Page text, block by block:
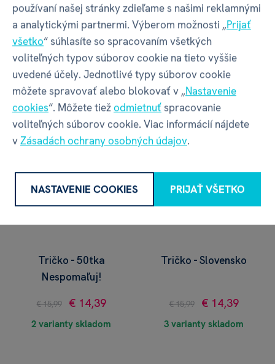
Tričko - Som skvelý v
posteli
€ 15,99 € 14,39
3 varianty skladom
Tričko - 60tka
Nespomaľuj!
€ 15,99 € 14,39
3 varianty skladom
Tričko - 50tka
Nespomaľuj!
€ 15,99 € 14,39
2 varianty skladom
Tričko - Slovensko
€ 15,99 € 14,39
3 varianty skladom
používaní našej stránky zdieľame s našimi reklamnými
a analytickými partnermi. Výberom možnosti „Prijať
všetko“ súhlasíte so spracovaním všetkých
voliteľných typov súborov cookie na tieto vyššie
uvedené účely. Jednotlivé typy súborov cookie
môžete spravovať alebo blokovať v „Nastavenie
cookies“. Môžete tiežodmietnuťspracovanie
voliteľných súborov cookie. Viac informácií nájdete
vZásadách ochrany osobných údajov.
NASTAVENIE COOKIES PRIJAŤ VŠETKO